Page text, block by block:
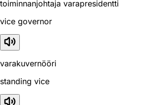
toiminnanjohtaja varapresidentti
vice governor
varakuvernööri
standing vice